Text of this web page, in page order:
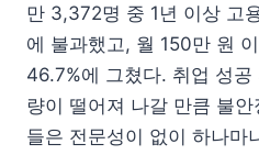
만 3,372명 중 1년 이상 고
에 불과했고, 월 150만 원
46.7%에 그쳤다. 취업 성
량이 떨어져 나갈 만큼 불
들은 전문성이 없이 하나마